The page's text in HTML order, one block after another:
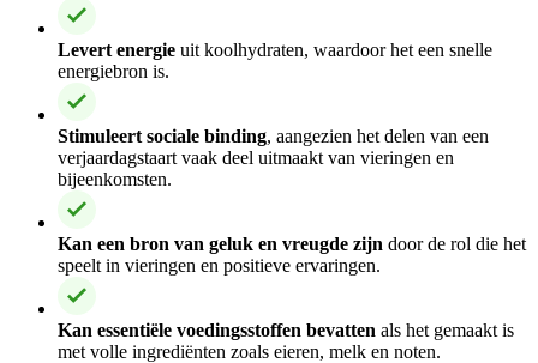
Levert energie uit koolhydraten, waardoor het een snelle
energiebron is.
Stimuleert sociale binding, aangezien het delen van een
verjaardagstaart vaak deel uitmaakt van vieringen en
bijeenkomsten.
Kan een bron van geluk en vreugde zijn door de rol die het
speelt in vieringen en positieve ervaringen.
Kan essentiële voedingsstoffen bevatten als het gemaakt is
met volle ingrediënten zoals eieren, melk en noten.